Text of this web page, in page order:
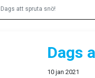
Dags att spruta snö!
Dags
10 jan 2021